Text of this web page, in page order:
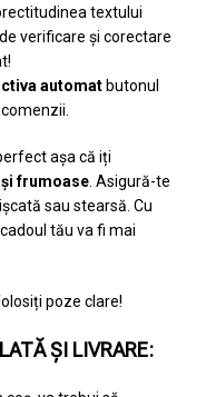
textului
verificare și corectare
automat butonul
așa că iți
frumoase. Asigură-te
sau stearsă. Cu
tău va fi mai
poze clare!
ȘI LIVRARE: